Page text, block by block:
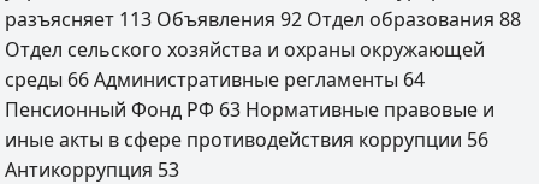
разъясняет 113 Объявления92 Отдел образования88
Отдел сельского хозяйства и охраны окружающей
среды 66 Административные регламенты 64
Пенсионный Фонд РФ 63 Нормативные правовые и
иные акты в сфере противодействия коррупции 56
Антикоррупция 53